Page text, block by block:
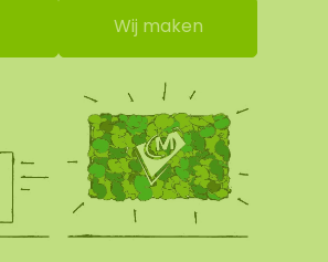
Wij maken